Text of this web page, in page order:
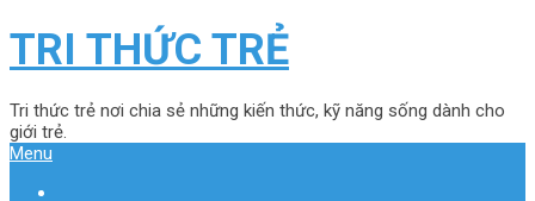
TRI THỨC TRẺ
Tri thức trẻ nơi chia sẻ những kiến thức, kỹ năng sống dành cho
giới trẻ.
Menu